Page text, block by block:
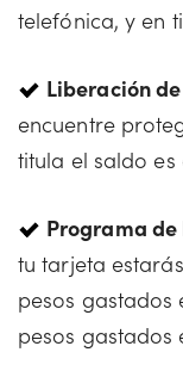
telefónica, y en
Liberación
encuentre
titula el saldo
Programa
tu tarjeta
pesos gastados
pesos gastados